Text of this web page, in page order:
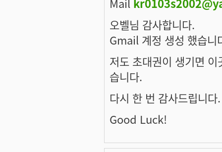
Mail
오벨님 감사합니다.
Gmail 계정 생성 했습니
저도 초대권이 생기면
습니다.
다시 한 번 감사드립니다.
Good Luck!